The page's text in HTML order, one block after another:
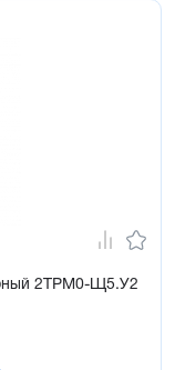
2ТРМ0-Щ5.У2